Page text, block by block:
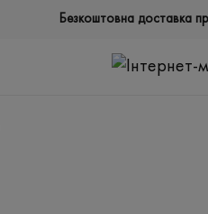
Безкоштовна доставка